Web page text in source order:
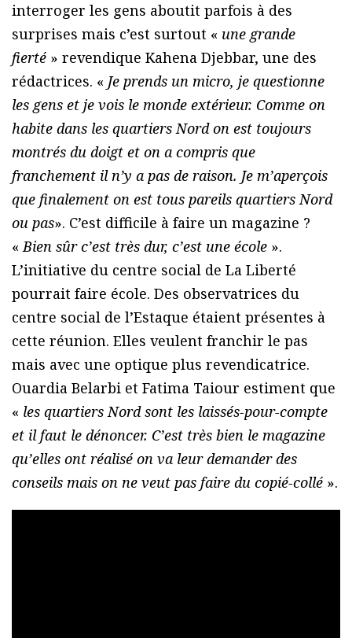
interroger les gens aboutit parfois à des
surprises mais c’est surtout « une grande
fierté » revendique Kahena Djebbar, une des
rédactrices. « Je prends un micro, je questionne
les gens et je vois le monde extérieur. Comme on
habite dans les quartiers Nord on est toujours
montrés du doigt et on a compris que
franchement il n’y a pas de raison. Je m’aperçois
que finalement on est tous pareils quartiers Nord
ou pas». C’est difficile à faire un magazine ?
« Bien sûr c’est très dur, c’est une école ».
L’initiative du centre social de La Liberté
pourrait faire école. Des observatrices du
centre social de l’Estaque étaient présentes à
cette réunion. Elles veulent franchir le pas
mais avec une optique plus revendicatrice.
Ouardia Belarbi et Fatima Taiour estiment que
« les quartiers Nord sont les laissés-pour-compte
et il faut le dénoncer. C’est très bien le magazine
qu’elles ont réalisé on va leur demander des
conseils mais on ne veut pas faire du copié-collé ».